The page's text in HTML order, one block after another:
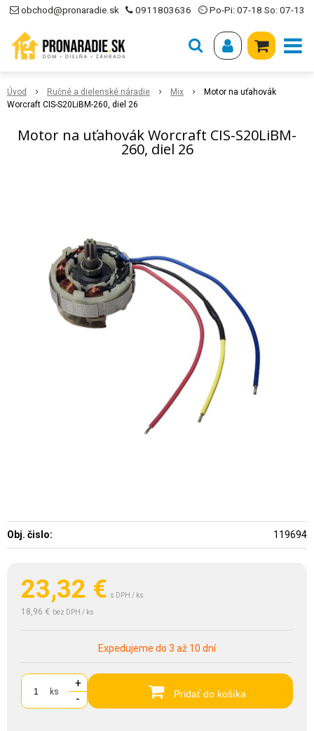
obchod@pronaradie.sk 0911803636 ⏲ Po-Pi: 07-18 So: 07-13
Úvod Ručné a dielenské náradie Mix
Motor na uťahovák
Worcraft CIS-S20LiBM-260, diel 26
Motor na uťahovák Worcraft CIS-S20LiBM-
260, diel 26
23,32 € s DPH / ks
18,96 € bez DPH / ks
Expedujeme do 3 až 10 dní
ks
+
-
Pridať do košíka
Obj. čislo: 119694